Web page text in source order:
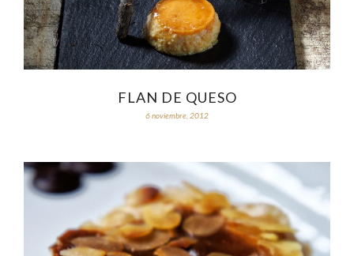
FLAN DE QUESO
6 noviembre, 2012